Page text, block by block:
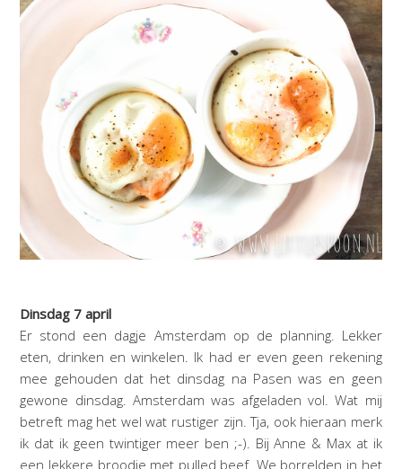
Dinsdag 7 april
Er stond een dagje Amsterdam op de planning. Lekker
eten, drinken en winkelen. Ik had er even geen rekening
mee gehouden dat het dinsdag na Pasen was en geen
gewone dinsdag. Amsterdam was afgeladen vol. Wat mij
betreft mag het wel wat rustiger zijn. Tja, ook hieraan merk
ik dat ik geen twintiger meer ben ;-). Bij Anne & Max at ik
een lekkere broodje met pulled beef. We borrelden in het